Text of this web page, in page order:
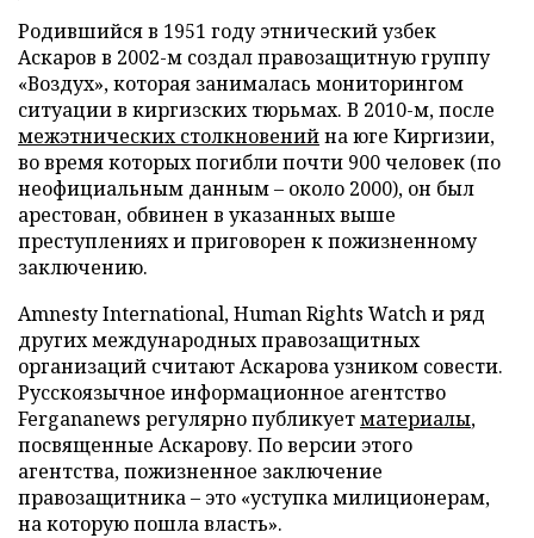
Родившийся в 1951 году этнический узбек
Аскаров в 2002-м создал правозащитную группу
«Воздух», которая занималась мониторингом
ситуации в киргизских тюрьмах. В 2010-м, после
межэтнических столкновенийна юге Киргизии,
во время которых погибли почти 900 человек (по
неофициальным данным – около 2000), он был
арестован, обвинен в указанных выше
преступлениях и приговорен к пожизненному
заключению.
Amnesty International, Human Rights Watch и ряд
других международных правозащитных
организаций считают Аскарова узником совести.
Русскоязычное информационное агентство
Fergananews регулярно публикуетматериалы,
посвященные Аскарову. По версии этого
агентства, пожизненное заключение
правозащитника – это «уступка милиционерам,
на которую пошла власть».